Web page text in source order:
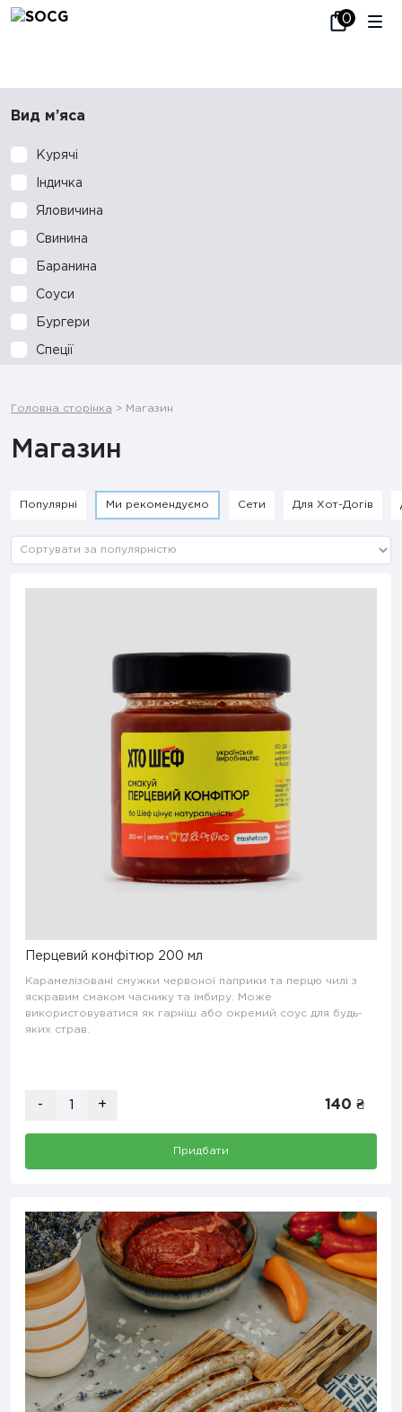
Вид м’яса
Курячі
Індичка
Яловичина
Свинина
Баранина
Соуси
Бургери
Спеції
Головна сторінка > Магазин
Магазин
Популярні Ми рекомендуємо Сети Для Хот-Догів
Перцевий конфітюр 200 мл
Карамелізовані смужки червоної паприки та перцю чилі з
яскравим смаком часнику та імбиру. Може
використовуватися як гарніш або окремий соус для будь-
яких страв.
- + 140 ₴
Придбати